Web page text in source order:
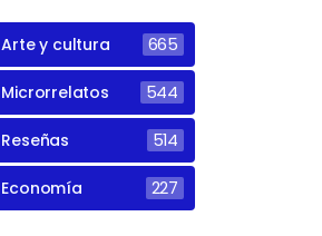
Arte y cultura 665
Microrrelatos 544
Reseñas 514
Economía 227